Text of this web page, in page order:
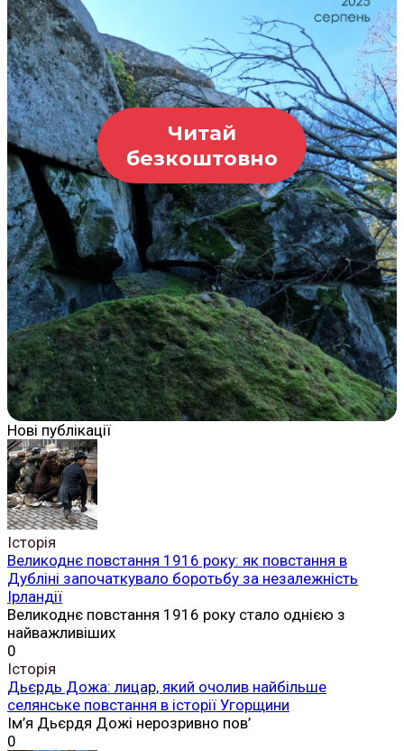
Читай
безкоштовно
Нові публікації
Історія
Великоднє повстання 1916 року: як повстання в
Дубліні започаткувало боротьбу за незалежність
Ірландії
Великоднє повстання 1916 року стало однією з
найважливіших
0
Історія
Дьєрдь Дожа: лицар, який очолив найбільше
селянське повстання в історії Угорщини
Ім’я Дьєрдя Дожі нерозривно пов’
0